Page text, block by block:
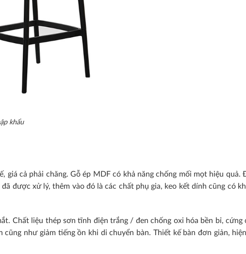
khẩu
giá cả phải chăng. Gỗ ép MDF có khả năng chống mối mọt hiệu
được xử lý, thêm vào đó là các chất phụ gia, keo kết dính cũng có
Chất liệu thép sơn tĩnh điện trắng / đen chống oxi hóa bền bỉ,
như giảm tiếng ồn khi di chuyển bàn. Thiết kế bàn đơn giản,